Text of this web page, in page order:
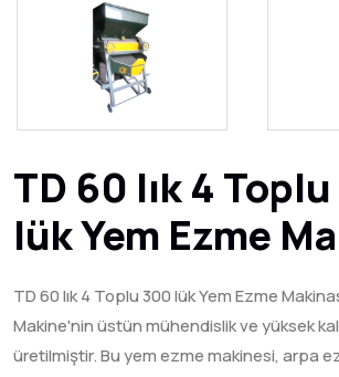
TD 60 lık 4
lük Yem Ezme
TD 60 lık 4 Toplu 300 lük Yem Ezme
Makine'nin üstün mühendislik ve yüksek
üretilmiştir. Bu yem ezme makinesi, arpa